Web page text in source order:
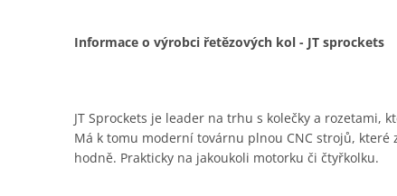
Informace o výrobci řetězových kol - JT sprockets
JT Sprockets je leader na trhu s kolečky a rozetami,
Má k tomu moderní továrnu plnou CNC strojů,
hodně. Prakticky na jakoukoli motorku či čtyřkolku.